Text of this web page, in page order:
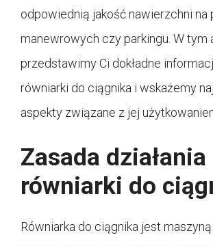
odpowiednią jakość nawierzchni na
manewrowych czy parkingu. W tym
przedstawimy Ci dokładne
równiarki do ciągnika i wskażemy
aspekty związane z jej
Zasada działania
równiarki do
Równiarka do ciągnika jest maszyną